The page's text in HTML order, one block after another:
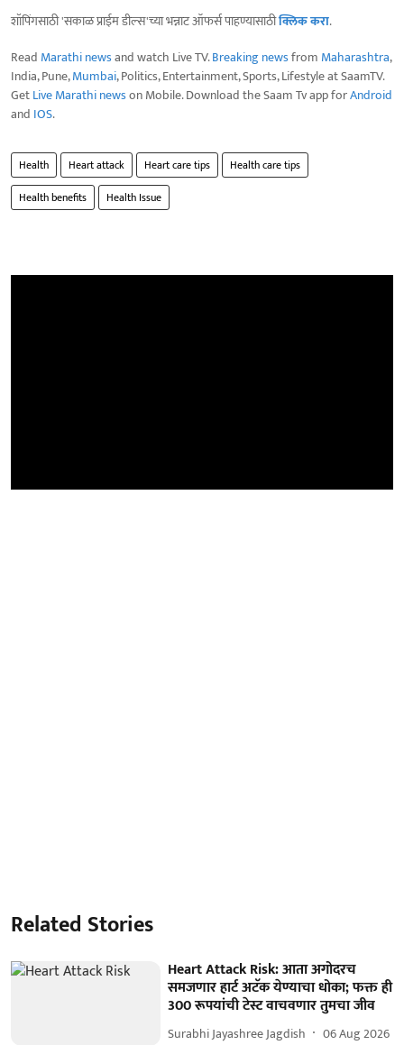
शॉपिंगसाठी 'सकाळ प्राईम डील्स'च्या भन्नाट ऑफर्स पाहण्यासाठीक्लिक करा.
Read Marathi newsand watch Live TV.Breaking newsfrom Maharashtra,
India, Pune,Mumbai, Politics, Entertainment, Sports, Lifestyle at SaamTV.
GetLive Marathi newson Mobile. Download the Saam Tv app forAndroid
and IOS.
Health Heart attack Heart care tips
Health care tips
Health benefits
Health Issue
Related Stories
Heart Attack Risk: आता अगोदरच
समजणार हार्ट अटॅक येण्याचा धोका; फक्त ही
300 रूपयांची टेस्ट वाचवणार तुमचा जीव
Surabhi Jayashree Jagdish 06 Aug 2026